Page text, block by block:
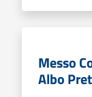
Messo
Albo